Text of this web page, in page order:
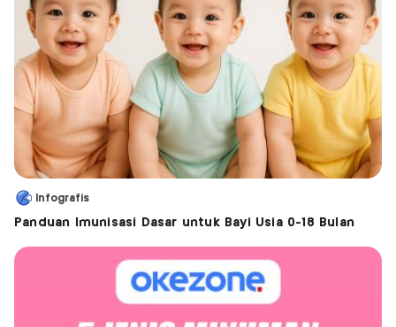
Infografis
Panduan Imunisasi Dasar untuk Bayi Usia 0-18 Bulan